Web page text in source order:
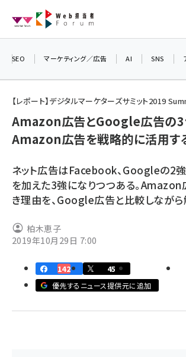
ン
seo (3526)
youtube (2434)
note (2312)
セミナー (2307)
z世代 (1622)
meo (1275)
llmo (1163)
SEO マーケティング／広告 AI SNS
【レポート】デジタルマーケターズサミット2019
Amazon広告とGoogle広告の3
Amazon広告を戦略的に活用す
ネット広告はFacebook、Googleの2
を加えた3強になりつつある。
き理由を、Google広告と比較しながら
柏木恵子
2019年10月29日 7:00
142
45
優先するニュース提供元に追加